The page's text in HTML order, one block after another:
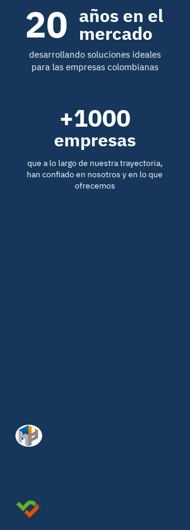
20 años en el
mercado
desarrollando soluciones ideales
para las empresas colombianas
+1000
empresas
que a lo largo de nuestra trayectoria,
han confiado en nosotros y en lo que
ofrecemos